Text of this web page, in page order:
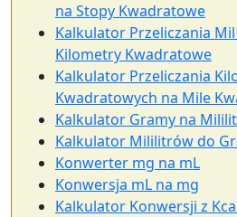
na Stopy Kwadratowe
Kalkulator Przeliczania
Kilometry Kwadratowe
Kalkulator Przeliczania
Kwadratowych na Mile
Kalkulator Gramy na
Kalkulator Mililitrów do
Konwerter mg na mL
Konwersja mL na mg
Kalkulator Konwersji z